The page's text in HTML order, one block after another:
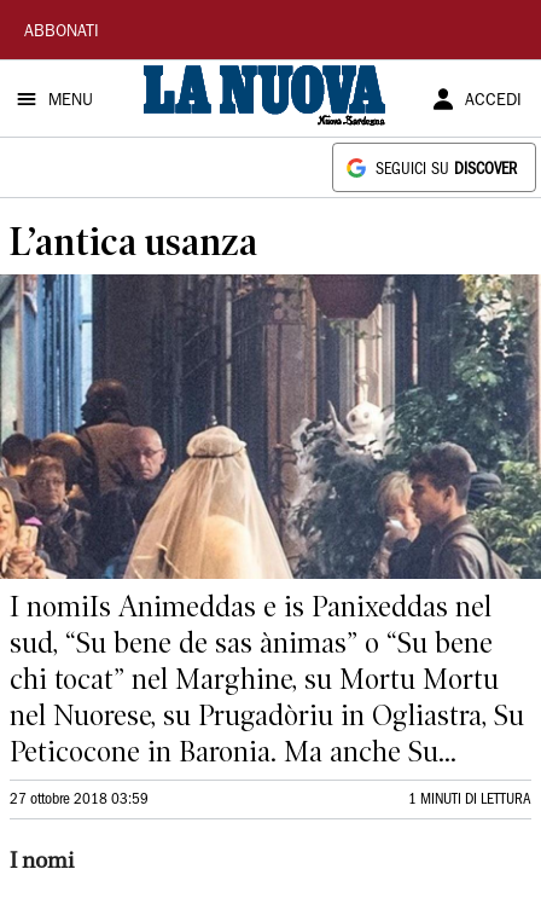
La
Nuova
Sardegna
ABBONATI
MENU ACCEDI
SEGUICI SU DISCOVER
L’antica usanza
I nomiIs Animeddas e is Panixeddas nel
sud, “Su bene de sas ànimas” o “Su bene
chi tocat” nel Marghine, su Mortu Mortu
nel Nuorese, su Prugadòriu in Ogliastra, Su
Peticocone in Baronia. Ma anche Su...
27 ottobre 2018 03:59 1 MINUTI DI LETTURA
I nomi